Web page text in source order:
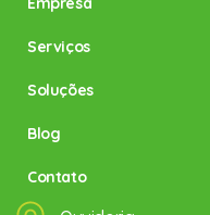
Serviços
Soluções
Blog
Contato